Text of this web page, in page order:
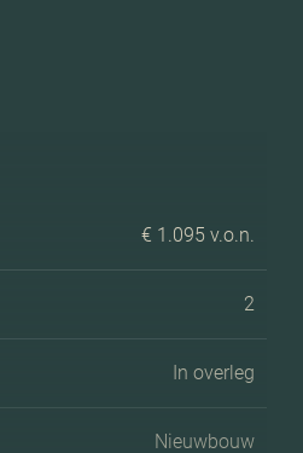
€ 1.095 v.o.n.
2
In overleg
Nieuwbouw